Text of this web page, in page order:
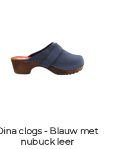
clogs - Blauw met
nubuck leer